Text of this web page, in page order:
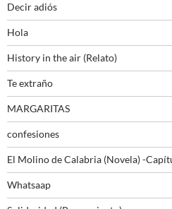
Decir adiós
Hola
History in the air (Relato)
Te extraño
MARGARITAS
confesiones
El Molino de Calabria (Novela) -
Whatsaap